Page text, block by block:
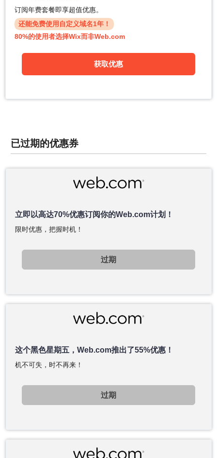
订阅年费套餐即享超值优惠。
还能免费使用自定义域名1年！
80%的使用者选择Wix而非Web.com
获取优惠
已过期的优惠券
立即以高达70%优惠订阅你的Web.com计划！
限时优惠，把握时机！
过期
这个黑色星期五，Web.com推出了55%优惠！
机不可失，时不再来！
过期